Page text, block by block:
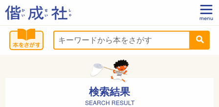
検索結果
SEARCH RESULT